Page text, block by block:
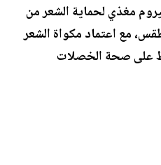
مغذي لحماية الشعر من
مع اعتماد مكواة الشعر
على صحة الخصلات